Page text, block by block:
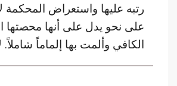
رتبه عليها واستعراض المحكمة
على نحو يدل على أنها محصتها
الكافي وألمت بها إلماماً شاملاً.